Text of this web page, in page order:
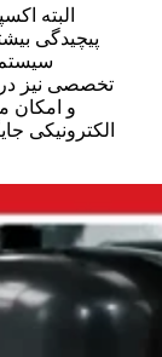
البته
پیچیدگی
سیستم
تخصصی نیز در
و امکان
الکترونیکی